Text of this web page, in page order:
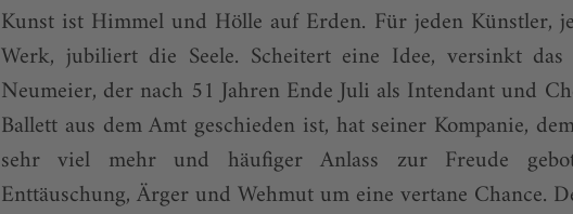
Kunst ist Himmel und Hölle auf Erden. Für jeden Künstler,
Werk, jubiliert die Seele. Scheitert eine Idee, versinkt
Neumeier, der nach 51 Jahren Ende Juli als Intendant und
Ballett aus dem Amt geschieden ist, hat seiner Kompanie,
sehr viel mehr und häufiger Anlass zur Freude
Enttäuschung, Ärger und Wehmut um eine vertane Chance.